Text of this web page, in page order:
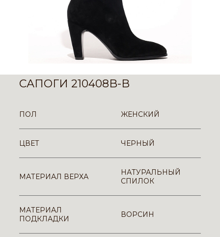
САПОГИ 210408B-B
ПОЛ ЖЕНСКИЙ
ЦВЕТ ЧЕРНЫЙ
МАТЕРИАЛ ВЕРХА
НАТУРАЛЬНЫЙ
СПИЛОК
МАТЕРИАЛ
ПОДКЛАДКИ
ВОРСИН